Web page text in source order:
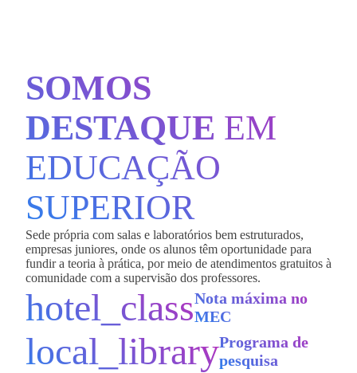
SOMOS
DESTAQUE EM
EDUCAÇÃO
SUPERIOR
Sede própria com salas e laboratórios bem estruturados,
empresas juniores, onde os alunos têm oportunidade para
fundir a teoria à prática, por meio de atendimentos gratuitos à
comunidade com a supervisão dos professores.
hotel_classNota máxima no
MEC
local_libraryPrograma de
pesquisa